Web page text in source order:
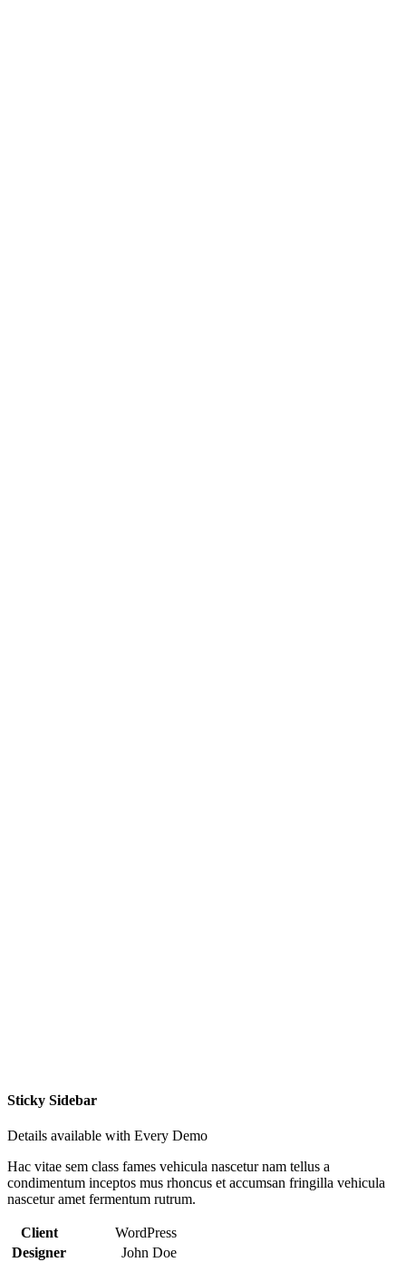
Sticky Sidebar
Details available with Every Demo
Hac vitae sem class fames vehicula nascetur nam tellus a
condimentum inceptos mus rhoncus et accumsan fringilla vehicula
nascetur amet fermentum rutrum.
Client
WordPress
Designer
John Doe